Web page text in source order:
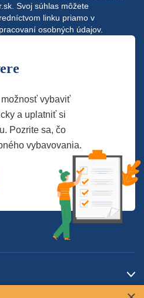
. Svoj súhlas môžete
linku priamo v
osobných údajov.
vybaviť
a uplatniť si
Pozrite sa, čo
vybavovania.